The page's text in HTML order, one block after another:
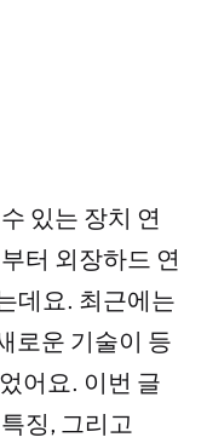
있는 장치 연
터 외장하드 연
데요. 최근에는
로운 기술이 등
어요. 이번 글
징, 그리고